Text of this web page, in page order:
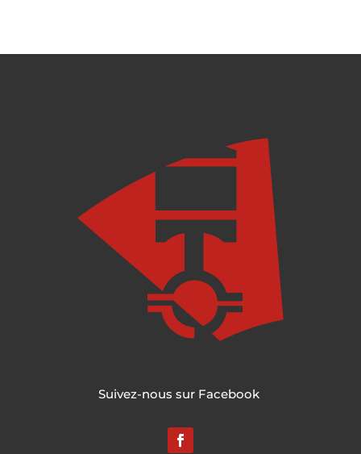
Suivez-nous sur Facebook